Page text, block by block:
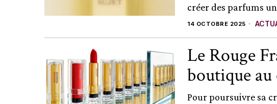
créer des parfums
14 OCTOBRE 2025
Le Rouge
boutique
Pour poursuivre sa